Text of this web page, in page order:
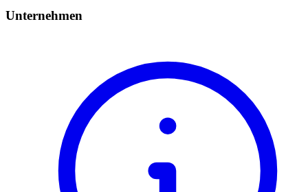
Unternehmen